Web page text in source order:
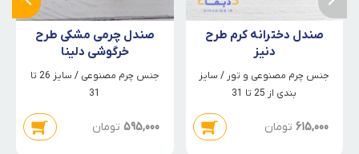
صندل دخترانه کرم طرح
دنیز
جنس چرم مصنوعی و تور / سایز
بندی از 25 تا 31
615,000 تومان
صندل چرمی مشکی طرح
خرگوشی دلینا
جنس چرم مصنوعی / سایز 26 تا
31
595,000 تومان